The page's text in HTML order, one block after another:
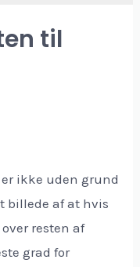
til
er ikke uden grund
billede af at hvis
resten af
grad for